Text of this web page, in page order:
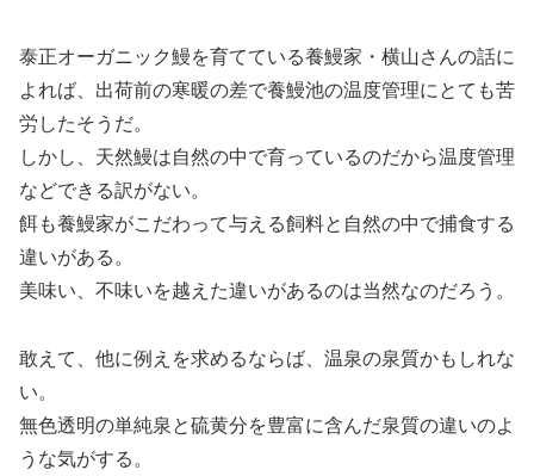
泰正オーガニック鰻を育てている養鰻家・横山さんの話に
よれば、出荷前の寒暖の差で養鰻池の温度管理にとても苦
労したそうだ。
しかし、天然鰻は自然の中で育っているのだから温度管理
などできる訳がない。
餌も養鰻家がこだわって与える飼料と自然の中で捕食する
違いがある。
美味い、不味いを越えた違いがあるのは当然なのだろう。
敢えて、他に例えを求めるならば、温泉の泉質かもしれな
い。
無色透明の単純泉と硫黄分を豊富に含んだ泉質の違いのよ
うな気がする。